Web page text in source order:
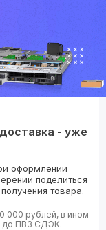
- уже
оформлении
поделиться
товара.
000 рублей, в ином
до ПВЗ СДЭК.